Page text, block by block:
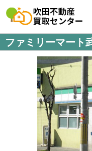
ファミリーマート